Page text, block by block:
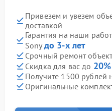
Привезем и увезем
доставкой
Гарантия на наши
Sony до 3-х лет
Срочный ремонт
Скидка для вас до 20%
Получите 1500 рублей
Оригинальные